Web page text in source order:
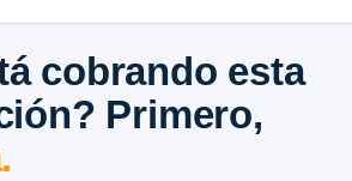
cobrando esta
Primero,